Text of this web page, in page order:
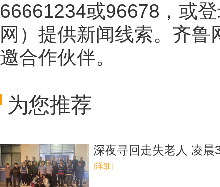
66661234或96678，或
网 ）提供新闻线索。齐鲁
邀合作伙伴。
为您推荐
深夜寻回走失老人 凌晨
[详细]